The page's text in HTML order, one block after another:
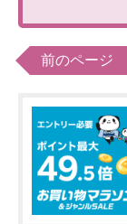
前のページ